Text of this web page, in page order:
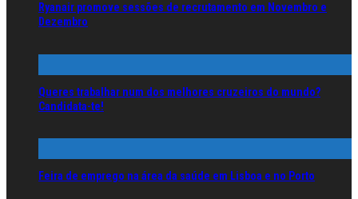
Ryanair promove sessões de recrutamento em Novembro e
Dezembro
Queres trabalhar num dos melhores cruzeiros do mundo?
Candidata-te!
Feira de emprego na área da saúde em Lisboa e no Porto